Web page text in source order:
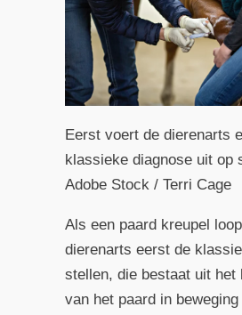
Eerst voert de dierenarts
klassieke diagnose uit op
Adobe Stock / Terri Cage
Als een paard kreupel
dierenarts eerst de
stellen, die bestaat uit het
van het paard in